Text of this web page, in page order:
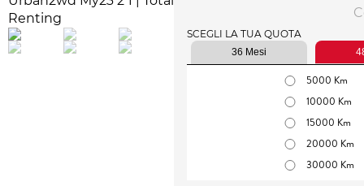
SCEGLI LA TUA QUOTA
36 Mesi
5000 Km
10000 Km
15000 Km
20000 Km
30000 Km